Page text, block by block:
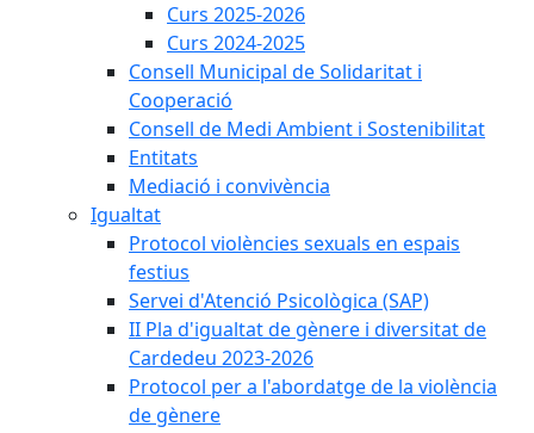
Curs 2025-2026
Curs 2024-2025
Consell Municipal de Solidaritat i
Cooperació
Consell de Medi Ambient i Sostenibilitat
Entitats
Mediació i convivència
Igualtat
Protocol violències sexuals en espais
festius
Servei d'Atenció Psicològica (SAP)
II Pla d'igualtat de gènere i diversitat de
Cardedeu 2023-2026
Protocol per a l'abordatge de la violència
de gènere